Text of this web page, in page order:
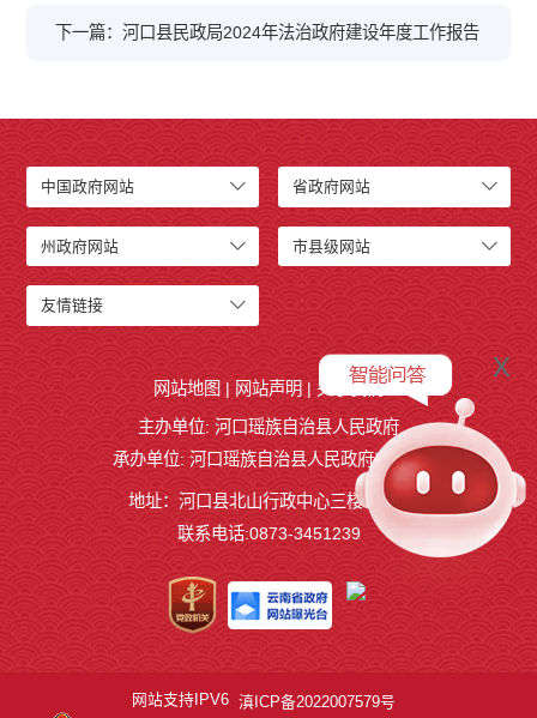
下一篇：河口县民政局2024年法治政府建设年度工作报告
中国政府网站 省政府网站
州政府网站 市县级网站
友情链接
网站地图 | 网站声明 | 关于我们
主办单位: 河口瑶族自治县人民政府
承办单位: 河口瑶族自治县人民政府办公室
地址：河口县北山行政中心三楼327室
联系电话:0873-3451239
x
网站支持IPV6 滇ICP备2022007579号